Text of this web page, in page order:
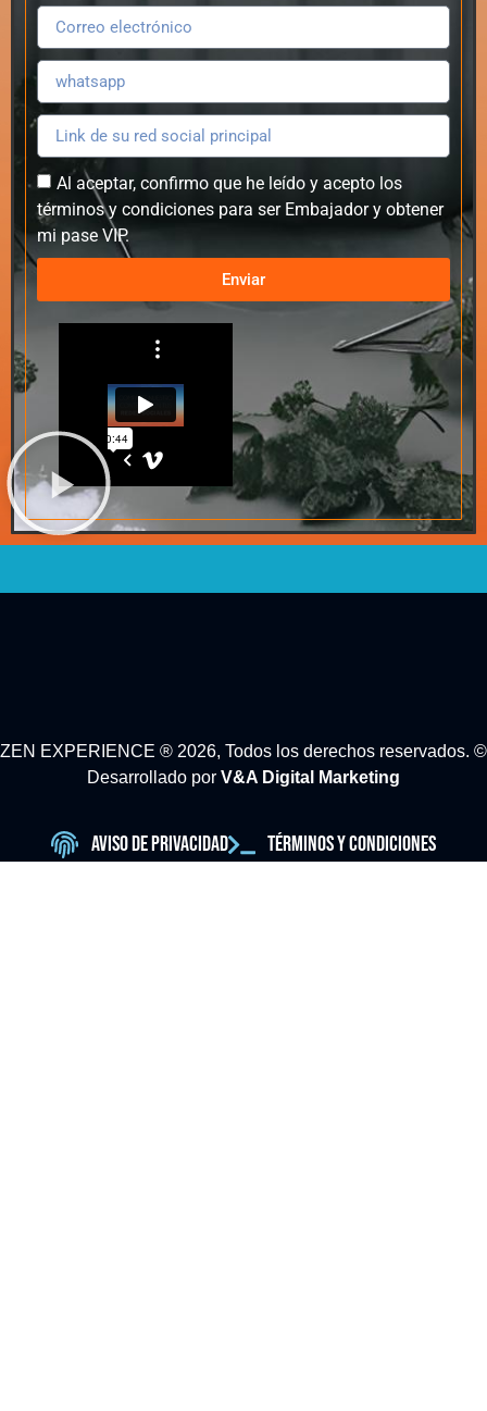
Al aceptar, confirmo que he leído y acepto los
términos y condiciones para ser Embajador y obtener
mi pase VIP.
Enviar
ZEN EXPERIENCE ® 2026, Todos los derechos reservados. ©
Desarrollado por V&A Digital Marketing
Aviso de Privacidad Términos y Condiciones